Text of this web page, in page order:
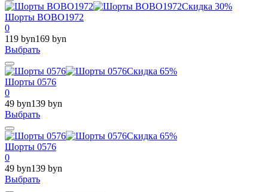
Скидка 30%
Шорты BOBO1972
0
119 byn169 byn
Выбрать
Скидка 65%
Шорты 0576
0
49 byn139 byn
Выбрать
Скидка 65%
Шорты 0576
0
49 byn139 byn
Выбрать